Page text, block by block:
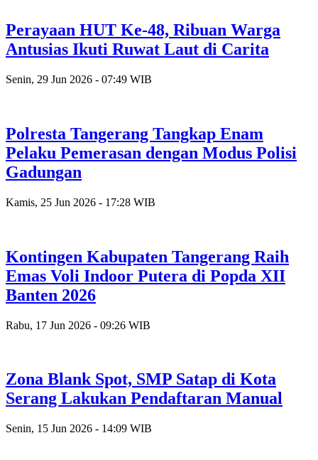
Perayaan HUT Ke-48, Ribuan Warga
Antusias Ikuti Ruwat Laut di Carita
Senin, 29 Jun 2026 - 07:49 WIB
Polresta Tangerang Tangkap Enam
Pelaku Pemerasan dengan Modus Polisi
Gadungan
Kamis, 25 Jun 2026 - 17:28 WIB
Kontingen Kabupaten Tangerang Raih
Emas Voli Indoor Putera di Popda XII
Banten 2026
Rabu, 17 Jun 2026 - 09:26 WIB
Zona Blank Spot, SMP Satap di Kota
Serang Lakukan Pendaftaran Manual
Senin, 15 Jun 2026 - 14:09 WIB